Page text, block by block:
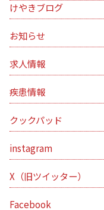
けやきブログ
お知らせ
求人情報
疾患情報
クックパッド
instagram
X（旧ツイッター）
Facebook